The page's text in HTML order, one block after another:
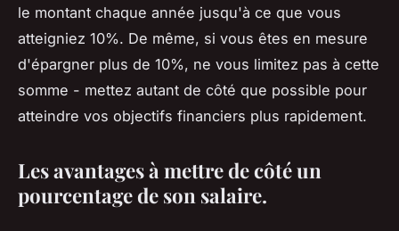
le montant chaque année jusqu'à ce que vous
atteigniez 10%. De même, si vous êtes en mesure
d'épargner plus de 10%, ne vous limitez pas à cette
somme - mettez autant de côté que possible pour
atteindre vos objectifs financiers plus rapidement.
Les avantages à mettre de côté un
pourcentage de son salaire.